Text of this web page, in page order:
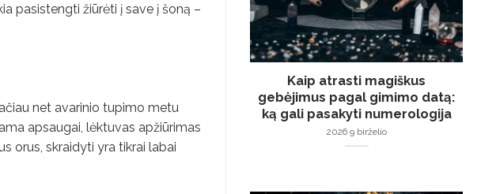
pasistengti žiūrėti į save į šoną –
net avarinio tupimo metu
apsaugai, lėktuvas apžiūrimas
orus, skraidyti yra tikrai labai
Kaip atrasti magiškus
gebėjimus pagal gimimo datą:
ką gali pasakyti numerologija
2026 9 birželio